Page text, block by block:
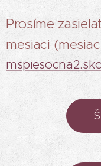
Prosíme
mesiaci